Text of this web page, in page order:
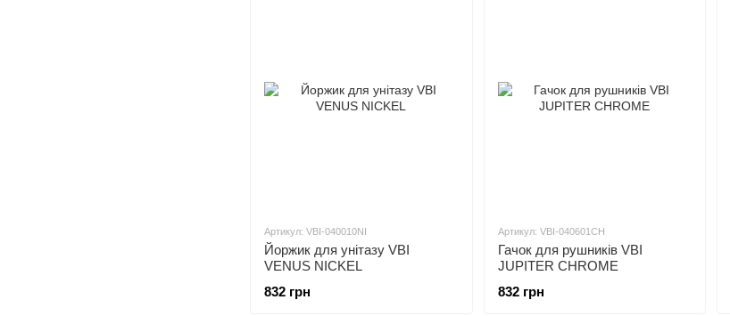
Артикул: VBI-040010NI
Йоржик для унітазу VBI
VENUS NICKEL
832 грн
Артикул: VBI-040601CH
Гачок для рушників VBI
JUPITER CHROME
832 грн